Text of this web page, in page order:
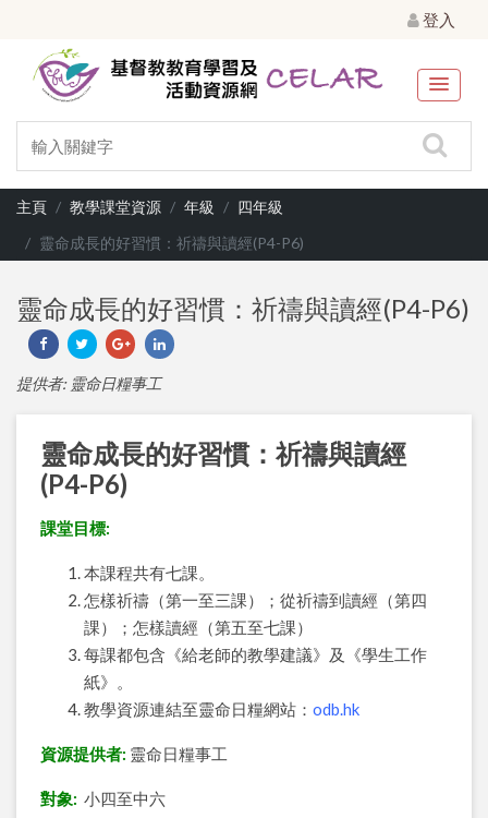
登入
主頁 教學課堂資源 年級
四年級
靈命成長的好習慣：祈禱與讀經(P4-P6)
靈命成長的好習慣：祈禱與讀經(P4-P6)
提供者: 靈命日糧事工
靈命成長的好習慣：祈禱與讀經
(P4-P6)
課堂目標:
本課程共有七課。
怎樣祈禱（第一至三課）；從祈禱到讀經（第四
課）；怎樣讀經（第五至七課）
每課都包含《給老師的教學建議》及《學生工作
紙》。
教學資源連結至靈命日糧網站： odb.hk
資源提供者: 靈命日糧事工
對象: 小四至中六